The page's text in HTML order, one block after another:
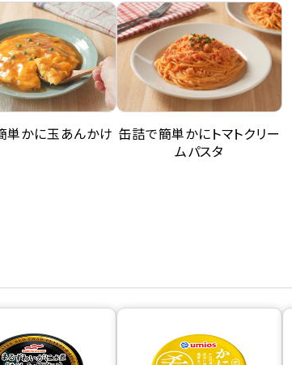
単かに玉あんかけ 缶詰で簡単かにトマトクリー
ムパスタ